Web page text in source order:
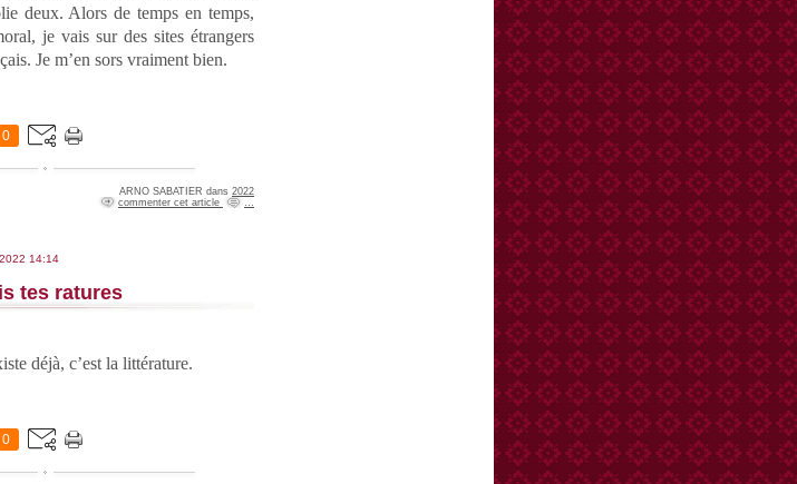
deux. Alors de temps en temps,
je vais sur des sites étrangers
Je m’en sors vraiment bien.
0
ARNO SABATIER dans 2022
commenter cet article
2022 14:14
tes ratures
déjà, c’est la littérature.
0